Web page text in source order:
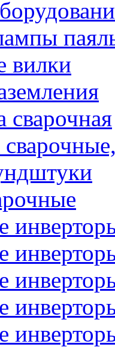
вилки
сварочная